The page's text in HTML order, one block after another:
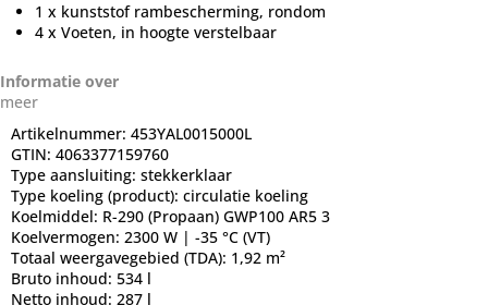
1 x kunststof rambescherming, rondom
4 x Voeten, in hoogte verstelbaar
Informatie over
meer
Artikelnummer: 453YAL0015000L
GTIN: 4063377159760
Type aansluiting: stekkerklaar
Type koeling (product): circulatie koeling
Koelmiddel: R-290 (Propaan) GWP100 AR5 3
Koelvermogen: 2300 W | -35 °C (VT)
Totaal weergavegebied (TDA): 1,92 m²
Bruto inhoud: 534 l
Netto inhoud: 287 l